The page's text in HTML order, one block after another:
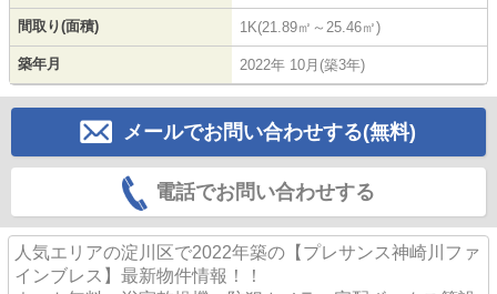
間取り(面積) 1K(21.89㎡～25.46㎡)
築年月 2022年 10月(築3年)
メールでお問い合わせする(無料)
電話でお問い合わせする
人気エリアの淀川区で2022年築の【プレサンス神崎川ファ
インブレス】最新物件情報！！